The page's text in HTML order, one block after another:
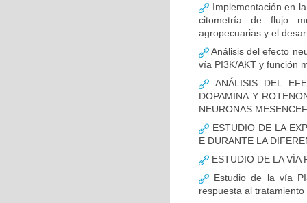
Implementación en
citometría de flujo
agropecuarias y el
Análisis del efecto
vía PI3K/AKT y función
ANÁLISIS DEL
DOPAMINA Y
NEURONAS
ESTUDIO DE LA
E DURANTE LA
ESTUDIO DE LA VÍA
Estudio de la vía
respuesta al tratamiento